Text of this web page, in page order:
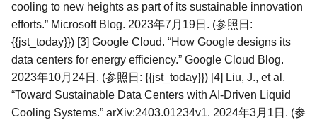
cooling to new heights as part of its sustainable innovation
efforts.” Microsoft Blog. 2023年7月19日. (参照日:
{{jst_today}}) [3] Google Cloud. “How Google designs its
data centers for energy efficiency.” Google Cloud Blog.
2023年10月24日. (参照日: {{jst_today}}) [4] Liu, J., et al.
“Toward Sustainable Data Centers with AI-Driven Liquid
Cooling Systems.” arXiv:2403.01234v1. 2024年3月1日. (参